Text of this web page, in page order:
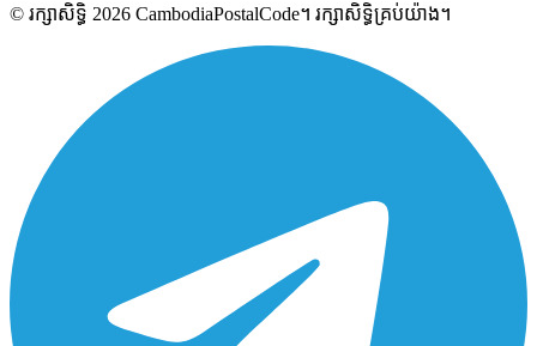
© រក្សាសិទ្ធិ 2026 CambodiaPostalCode។ រក្សាសិទ្ធិគ្រប់យ៉ាង។